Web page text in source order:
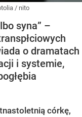
/ nito
syna” –
o dramatach
i systemie,
córkę,